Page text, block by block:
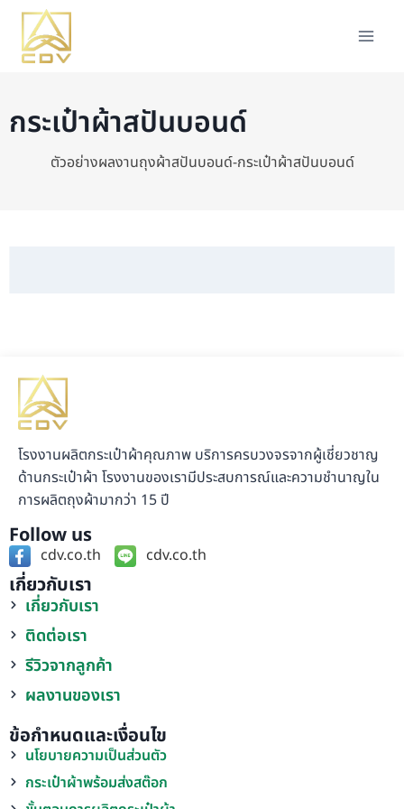
กระเป๋าผ้าสปันบอนด์
ตัวอย่างผลงานถุงผ้าสปันบอนด์-กระเป๋าผ้าสปันบอนด์
โรงงานผลิตกระเป๋าผ้าคุณภาพ บริการครบวงจรจากผู้เชี่ยวชาญ
ด้านกระเป๋าผ้า โรงงานของเรามีประสบการณ์และความชำนาญใน
การผลิตถุงผ้ามากว่า 15 ปี
Follow us
cdv.co.th cdv.co.th
เกี่ยวกับเรา
เกี่ยวกับเรา
ติดต่อเรา
รีวิวจากลูกค้า
ผลงานของเรา
ข้อกำหนดและเงื่อนไข
นโยบายความเป็นส่วนตัว
กระเป๋าผ้าพร้อมส่งสต๊อก